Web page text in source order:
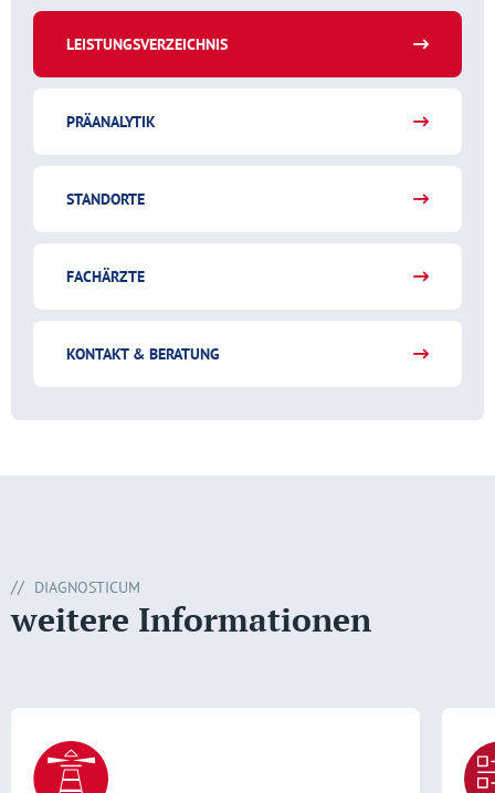
LEISTUNGSVERZEICHNIS
PRÄANALYTIK
STANDORTE
FACHÄRZTE
KONTAKT & BERATUNG
DIAGNOSTICUM
weitere Informationen